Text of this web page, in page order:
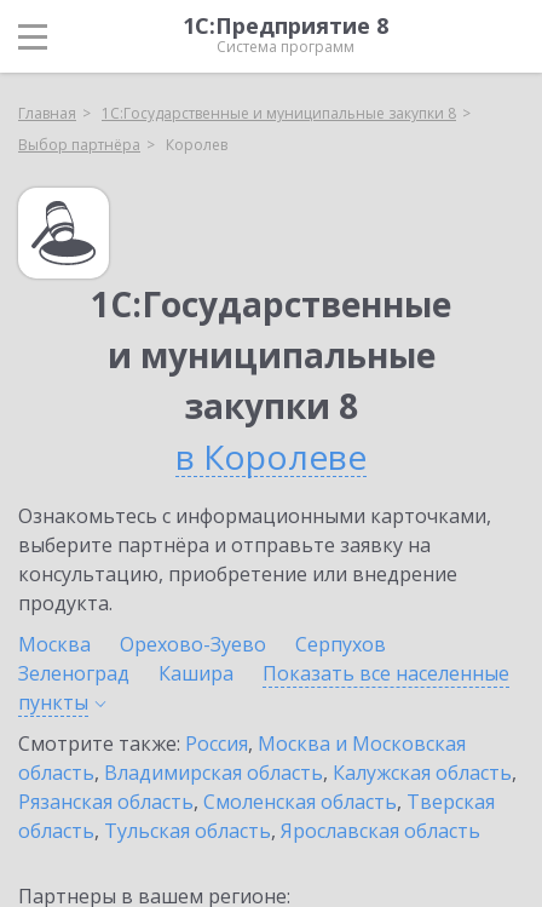
1С:Предприятие 8
Система программ
Главная
1С:Государственные и муниципальные закупки 8
Выбор партнёра
Королев
1С:Государственные
и муниципальные
закупки 8
в Королеве
Ознакомьтесь с информационными карточками,
выберите партнёра и отправьте заявку на
консультацию, приобретение или внедрение
продукта.
Москва
Орехово-Зуево
Серпухов
Зеленоград
Кашира
Показать все населенные
пункты
Смотрите также: Россия, Москва и Московская
область, Владимирская область, Калужская область,
Рязанская область, Смоленская область, Тверская
область, Тульская область, Ярославская область
Партнеры в вашем регионе: